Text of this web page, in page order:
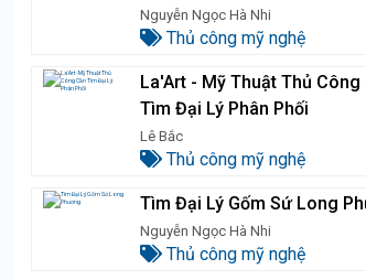
Nguyễn Ngọc Hà Nhi
Thủ công mỹ nghệ
La'Art - Mỹ Thuật Thủ Công
Tìm Đại Lý Phân Phối
Lê Bắc
Thủ công mỹ nghệ
Tìm Đại Lý Gốm Sứ Long
Nguyễn Ngọc Hà Nhi
Thủ công mỹ nghệ